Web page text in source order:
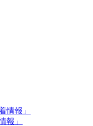
情報」
報」